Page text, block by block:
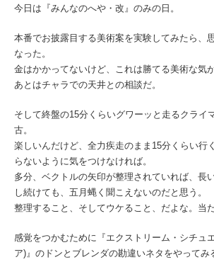
今日は『みんなのへや・改』のみの日。
本番でお披露目する美術案を実験してみたら、
なった。
金はかかってないけど、これは勝てる美術な気が
あとはチャラでの天井との相談だ。
そして終盤の15分くらいグワーッと走るクライ
古。
楽しいんだけど、全力疾走のまま15分くらい行
らないように気をつけなければ。
多分、ベクトルの矢印が整理されていれば、長
し続けても、五月蝿く聞こえないのだと思う。
整理すること、そしてウケること、だよな。当
感覚をつかむために『エクストリーム・シチュ
ア)』のドンとブレンダの勘違いネタをやってみ